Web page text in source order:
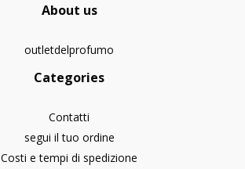
About us
outletdelprofumo
Categories
Contatti
segui il tuo ordine
Costi e tempi di spedizione